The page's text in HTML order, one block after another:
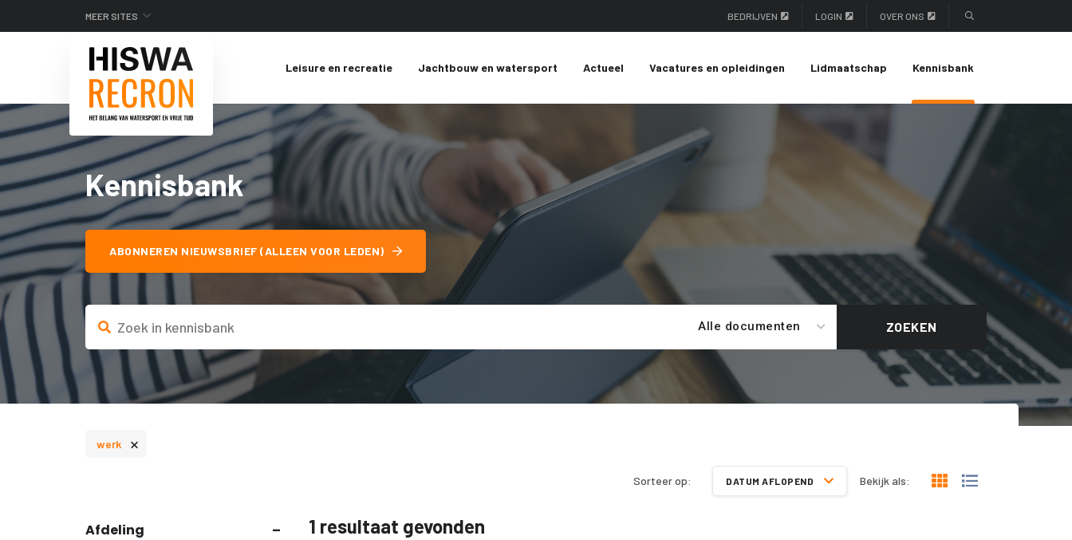
MEER SITES BEDRIJVEN LOGIN OVER ONS
Leisure en recreatie Jachtbouw en watersport Actueel Vacatures en opleidingen Lidmaatschap Kennisbank
Kennisbank
ABONNEREN NIEUWSBRIEF (ALLEEN VOOR LEDEN)
Alle documenten ZOEKEN
werk ×
Sorteer op: DATUM AFLOPEND Bekijk als:
Afdeling 1 resultaat gevonden